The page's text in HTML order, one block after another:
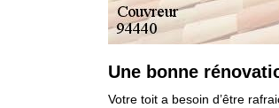
Une bonne
Votre toit a besoin d’être